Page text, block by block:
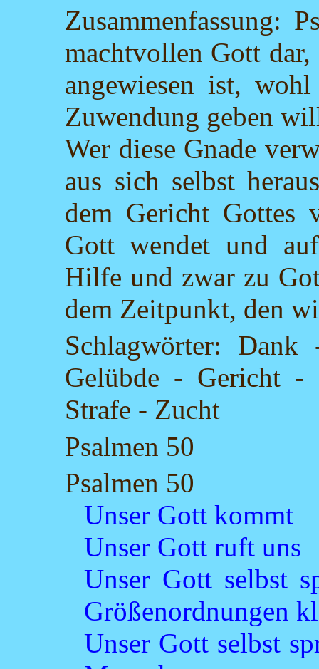
Zusammenfassung:
machtvollen Gott
angewiesen ist,
Zuwendung geben
Wer diese Gnade
aus sich selbst
dem Gericht Gottes
Gott wendet und
Hilfe und zwar zu
dem Zeitpunkt, den
Schlagwörter:
Gelübde - Gericht -
Strafe - Zucht
Psalmen 50
Psalmen 50
Unser Gott kommt
Unser Gott ruft uns
Unser Gott selbst
Größenordnungen
Unser Gott selbst